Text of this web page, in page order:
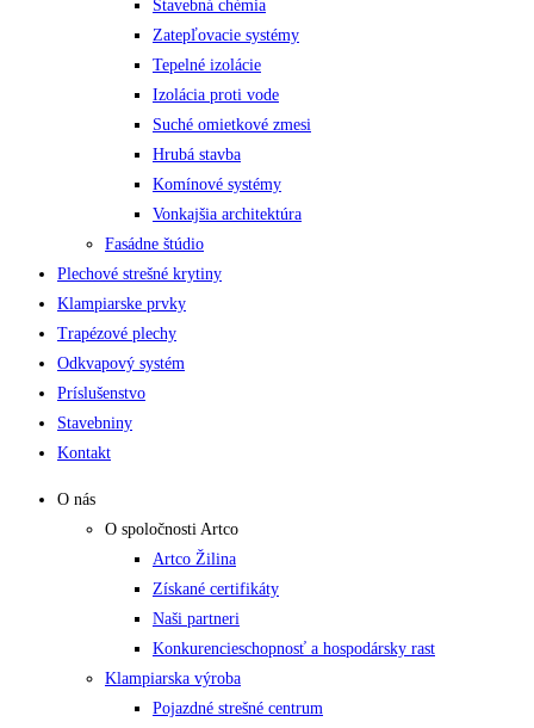
Stavebná chémia
Zatepľovacie systémy
Tepelné izolácie
Izolácia proti vode
Suché omietkové zmesi
Hrubá stavba
Komínové systémy
Vonkajšia architektúra
Fasádne štúdio
Plechové strešné krytiny
Klampiarske prvky
Trapézové plechy
Odkvapový systém
Príslušenstvo
Stavebniny
Kontakt
O nás
O spoločnosti Artco
Artco Žilina
Získané certifikáty
Naši partneri
Konkurencieschopnosť a hospodársky rast
Klampiarska výroba
Pojazdné strešné centrum